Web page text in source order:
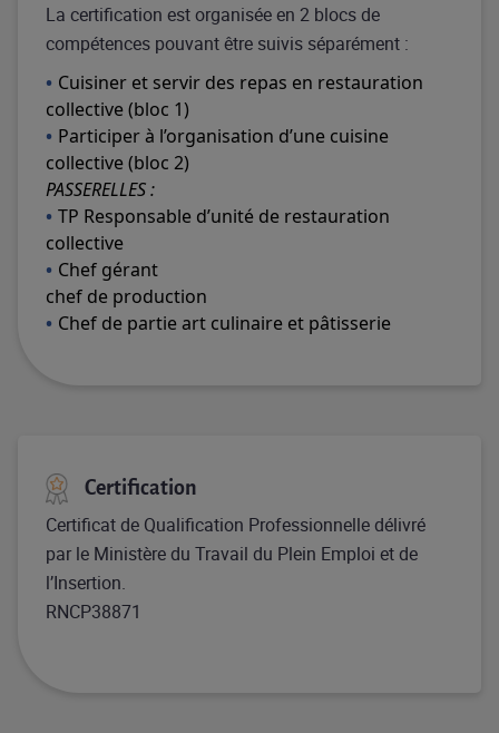
La certification est organisée en 2 blocs de
compétences pouvant être suivis séparément :
Cuisiner et servir des repas en restauration
collective (bloc 1)
Participer à l’organisation d’une cuisine
collective (bloc 2)
PASSERELLES :
TP Responsable d’unité de restauration
collective
Chef gérant
chef de production
Chef de partie art culinaire et pâtisserie
Certification
Certificat de Qualification Professionnelle délivré
par le Ministère du Travail du Plein Emploi et de
l’Insertion.
RNCP38871